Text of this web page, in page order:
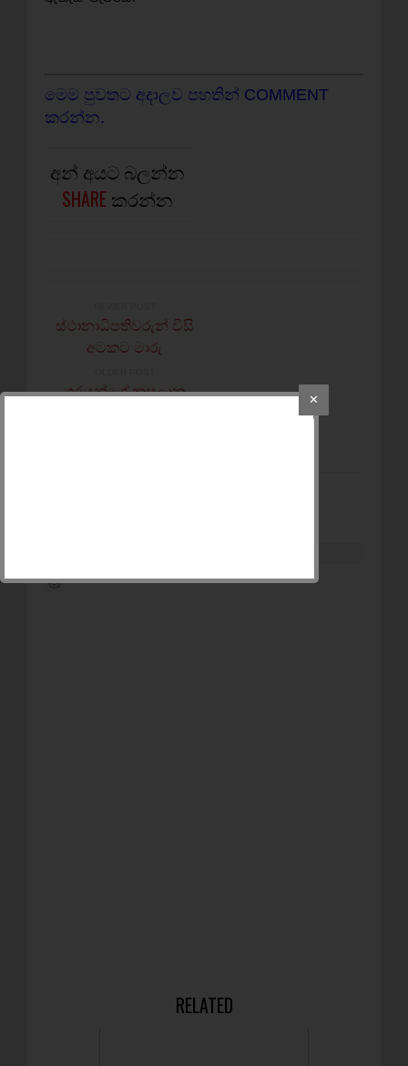
මෙම පුවතට අදාලව පහතින් COMMENT
කරන්න.
අන් අයට බලන්න
SHARE කරන්න
ස්ථානාධිපතිවරුන් විසි
අටකට මාරු
ශූරයන්ගේ කුසලාන
RELATED
✕